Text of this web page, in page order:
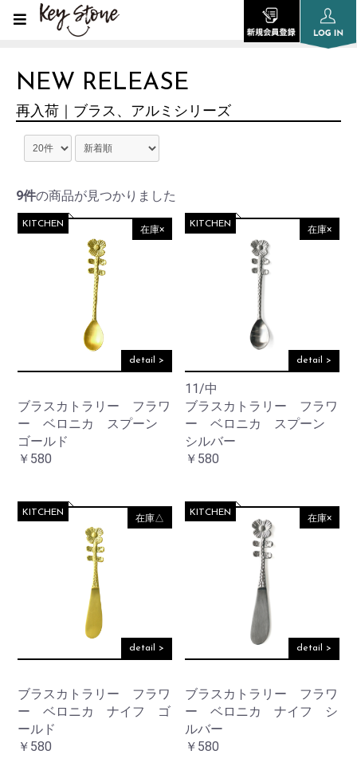
NEW RELEASE
再入荷｜ブラス、アルミシリーズ
9件の商品が見つかりました
在庫×
detail >
ブラスカトラリー フラワ
ー ベロニカ スプーン
ゴールド
KITCHEN
￥580
在庫×
detail >
11/中
ブラスカトラリー フラワ
ー ベロニカ スプーン
シルバー
KITCHEN
￥580
在庫△
detail >
ブラスカトラリー フラワ
ー ベロニカ ナイフ ゴ
ールド
KITCHEN
￥580
在庫×
detail >
ブラスカトラリー フラワ
ー ベロニカ ナイフ シ
ルバー
KITCHEN
￥580